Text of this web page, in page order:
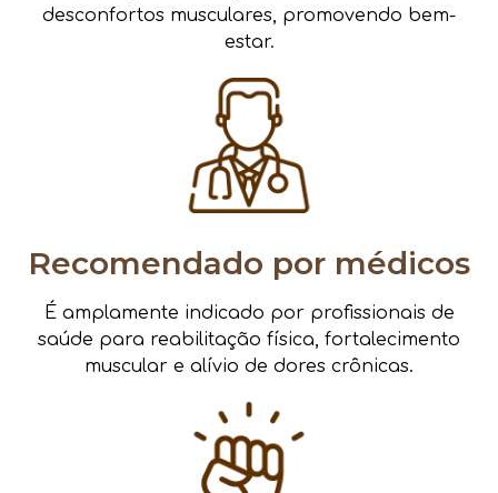
desconfortos musculares, promovendo bem-
estar.
Recomendado por médicos
É amplamente indicado por profissionais de
saúde para reabilitação física, fortalecimento
muscular e alívio de dores crônicas.